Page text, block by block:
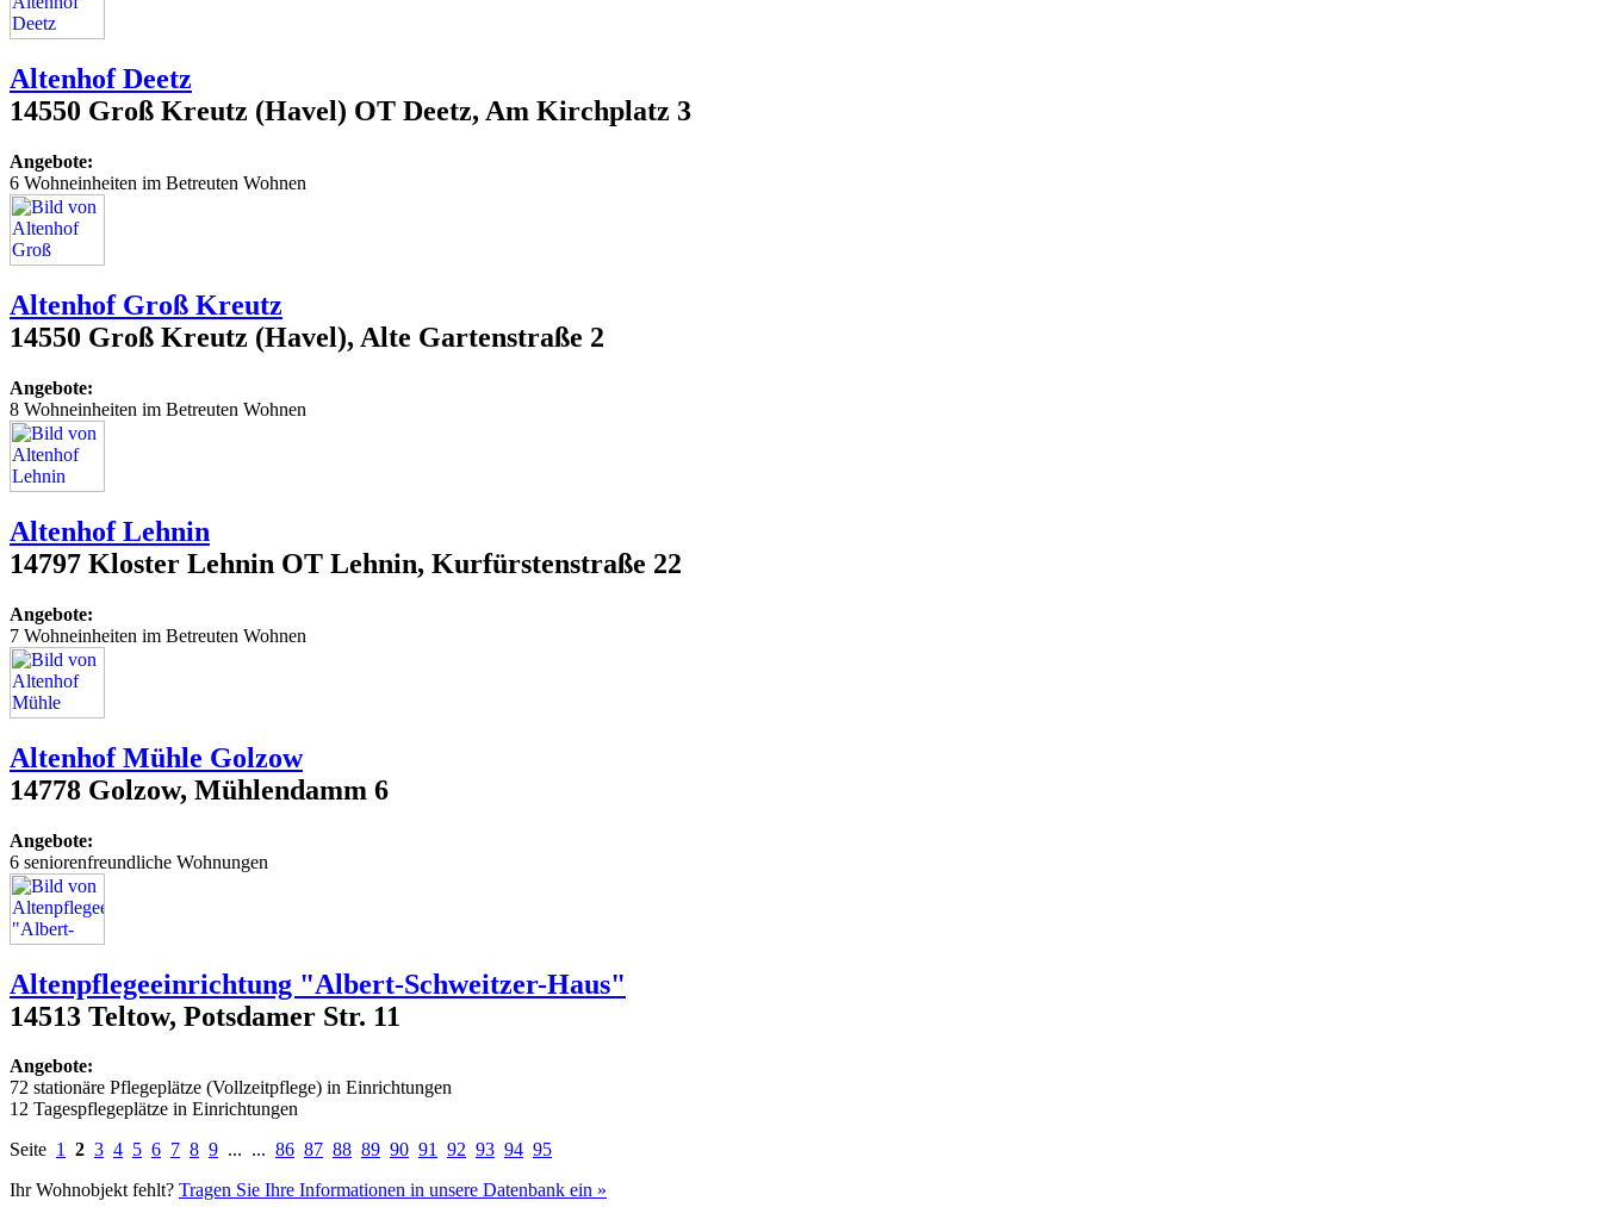
Altenhof Deetz
14550 Groß Kreutz (Havel) OT Deetz, Am Kirchplatz 3
Angebote:
6 Wohneinheiten im Betreuten Wohnen
Altenhof Groß Kreutz
14550 Groß Kreutz (Havel), Alte Gartenstraße 2
Angebote:
8 Wohneinheiten im Betreuten Wohnen
Altenhof Lehnin
14797 Kloster Lehnin OT Lehnin, Kurfürstenstraße 22
Angebote:
7 Wohneinheiten im Betreuten Wohnen
Altenhof Mühle Golzow
14778 Golzow, Mühlendamm 6
Angebote:
6 seniorenfreundliche Wohnungen
Altenpflegeeinrichtung "Albert-Schweitzer-Haus"
14513 Teltow, Potsdamer Str. 11
Angebote:
72 stationäre Pflegeplätze (Vollzeitpflege) in Einrichtungen
12 Tagespflegeplätze in Einrichtungen
Seite 1 2 3 4 5 6 7 8 9 ... ... 86 87 88 89 90 91 92 93 94 95
Ihr Wohnobjekt fehlt? Tragen Sie Ihre Informationen in unsere Datenbank ein »